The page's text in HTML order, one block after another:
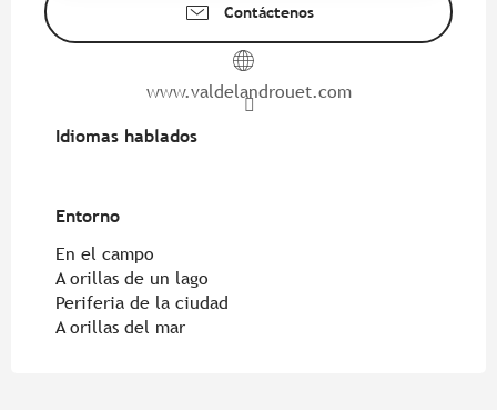
Contáctenos
www.valdelandrouet.com
Idiomas hablados
Idiomas hablados
Entorno
Entorno
En el campo
A orillas de un lago
Periferia de la ciudad
A orillas del mar